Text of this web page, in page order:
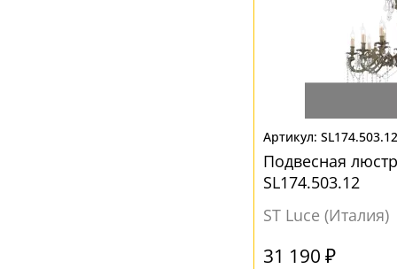
SL174.503.12
Подвесная
SL174.503.12
ST Luce (Италия)
31 190 ₽